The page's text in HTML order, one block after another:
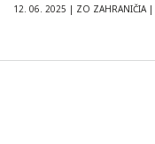
12. 06. 2025 | ZO ZAHRANIČIA |